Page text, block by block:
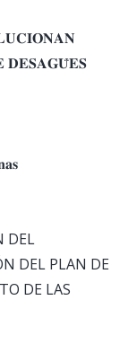
𝐃𝐄𝐒𝐀𝐆𝐔̈𝐄𝐒
DEL
DEL PLAN DE
DE LAS